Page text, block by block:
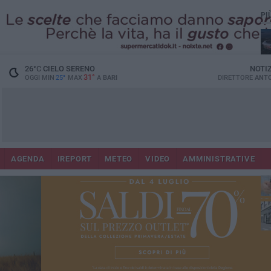
26°CCIELO SERENO
OGGI MIN 25° MAX 31° A BARI DIRETTORE
AGENDA IREPORT METEO VIDEO AMMINISTRATIVE